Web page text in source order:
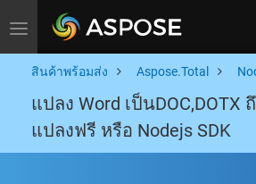
Toggle navigation
สินค้าพร้อมส่ง Aspose.Total
แปลง Word เป็นDOC,DOTX
แปลงฟรี หรือ Nodejs SDK